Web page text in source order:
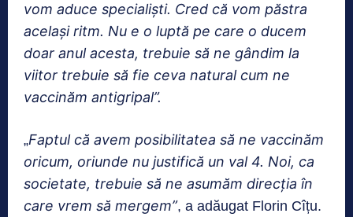
vom aduce specialiști. Cred că vom păstra
același ritm. Nu e o luptă pe care o ducem
doar anul acesta, trebuie să ne gândim la
viitor trebuie să fie ceva natural cum ne
vaccinăm antigripal”.
„Faptul că avem posibilitatea să ne vaccinăm
oricum, oriunde nu justifică un val 4. Noi, ca
societate, trebuie să ne asumăm direcția în
care vrem să mergem”, a adăugat Florin Cîțu.